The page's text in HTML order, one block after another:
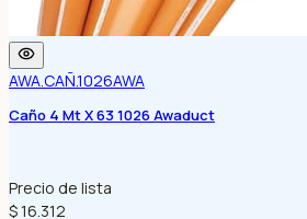
AWA.CAÑ.1026AWA
Caño 4 Mt X 63 1026 Awaduct
Precio de lista
$ 16.312